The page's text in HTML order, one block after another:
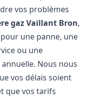
vos problèmes
gaz Vaillant Bron,
une panne, une
ou une
Nous nous
vos délais soient
que vos tarifs